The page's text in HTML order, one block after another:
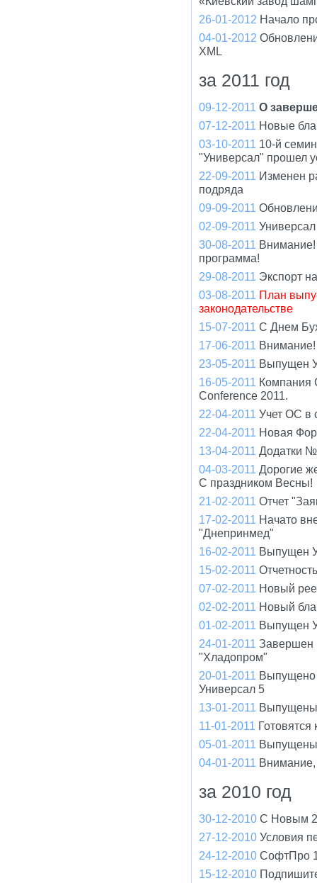
26-01-2012 Начало
04-01-2012
XML
за 2011 год
09-12-2011 О
07-12-2011 Новые
03-10-2011 10-й
"Универсал" прошел
22-09-2011 Изменен
подряда
09-09-2011
02-09-2011
30-08-2011
программа!
29-08-2011 Экспорт
03-08-2011 План
законодательстве
15-07-2011 С Днем
17-06-2011
23-05-2011 Выпущен
16-05-2011 Компания
Conference 2011.
22-04-2011 Учет ОС в
22-04-2011 Новая
13-04-2011 Додатки
04-03-2011 Дорогие
С праздником Весны!
21-02-2011 Отчет
17-02-2011 Начато
"Днепринмед"
16-02-2011 Выпущен
15-02-2011
07-02-2011 Новый
02-02-2011 Новый
01-02-2011 Выпущен
24-01-2011 Завершен
"Хладопром"
20-01-2011 Выпущено
Универсал 5
13-01-2011 Выпущены
11-01-2011
05-01-2011 Выпущены
04-01-2011 Внимание,
за 2010 год
30-12-2010 С Новым
27-12-2010 Условия
24-12-2010 СофтПро
15-12-2010